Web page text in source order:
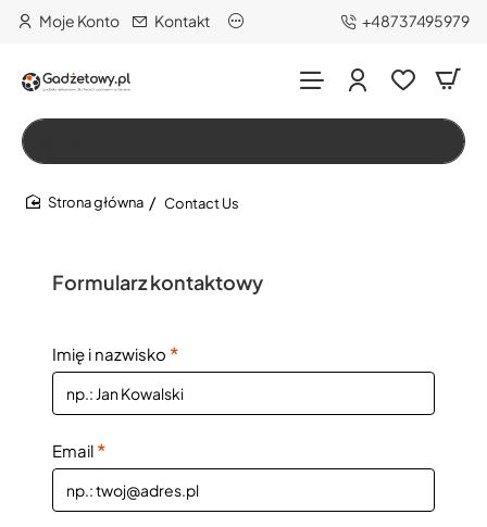
Moje Konto Kontakt +48737495979
Szukaj…
Contact Us
Formularz kontaktowy
Imię i nazwisko
Email